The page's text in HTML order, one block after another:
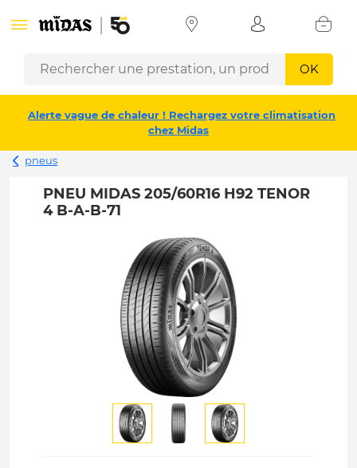
OK
Alerte vague de chaleur ! Rechargez votre climatisation
chez Midas
pneus
PNEU MIDAS 205/60R16 H92 TENOR
4 B-A-B-71